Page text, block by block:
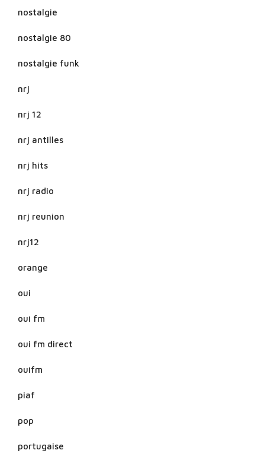
nostalgie
nostalgie 80
nostalgie funk
nrj
nrj 12
nrj antilles
nrj hits
nrj radio
nrj reunion
nrj12
orange
oui
oui fm
oui fm direct
ouifm
piaf
pop
portugaise